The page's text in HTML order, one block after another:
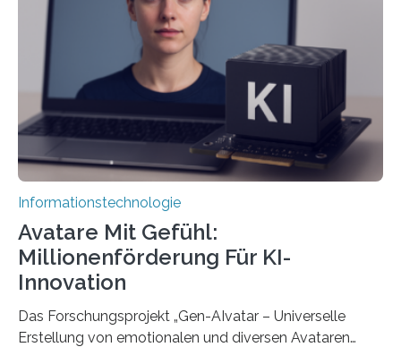
Informationstechnologie
Avatare Mit Gefühl:
Millionenförderung Für KI-
Innovation
Das Forschungsprojekt „Gen-AIvatar – Universelle
Erstellung von emotionalen und diversen Avataren